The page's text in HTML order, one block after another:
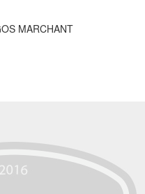
MARCHANT